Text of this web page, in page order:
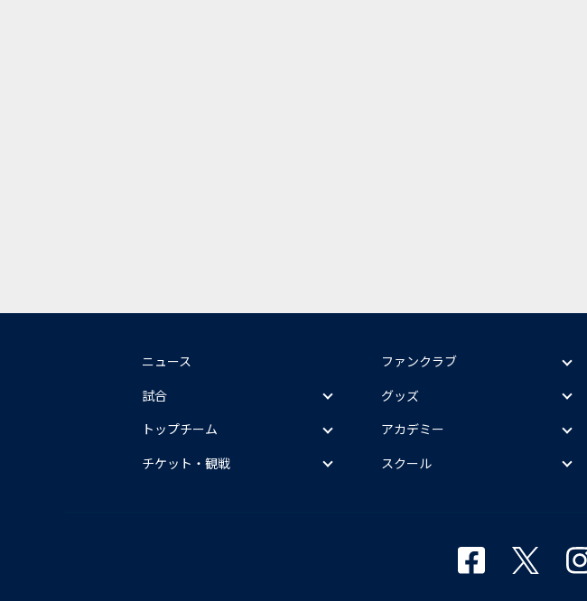
ニュース
試合
トップチーム
チケット・観戦
ファンクラブ
グッズ
アカデミー
スクール